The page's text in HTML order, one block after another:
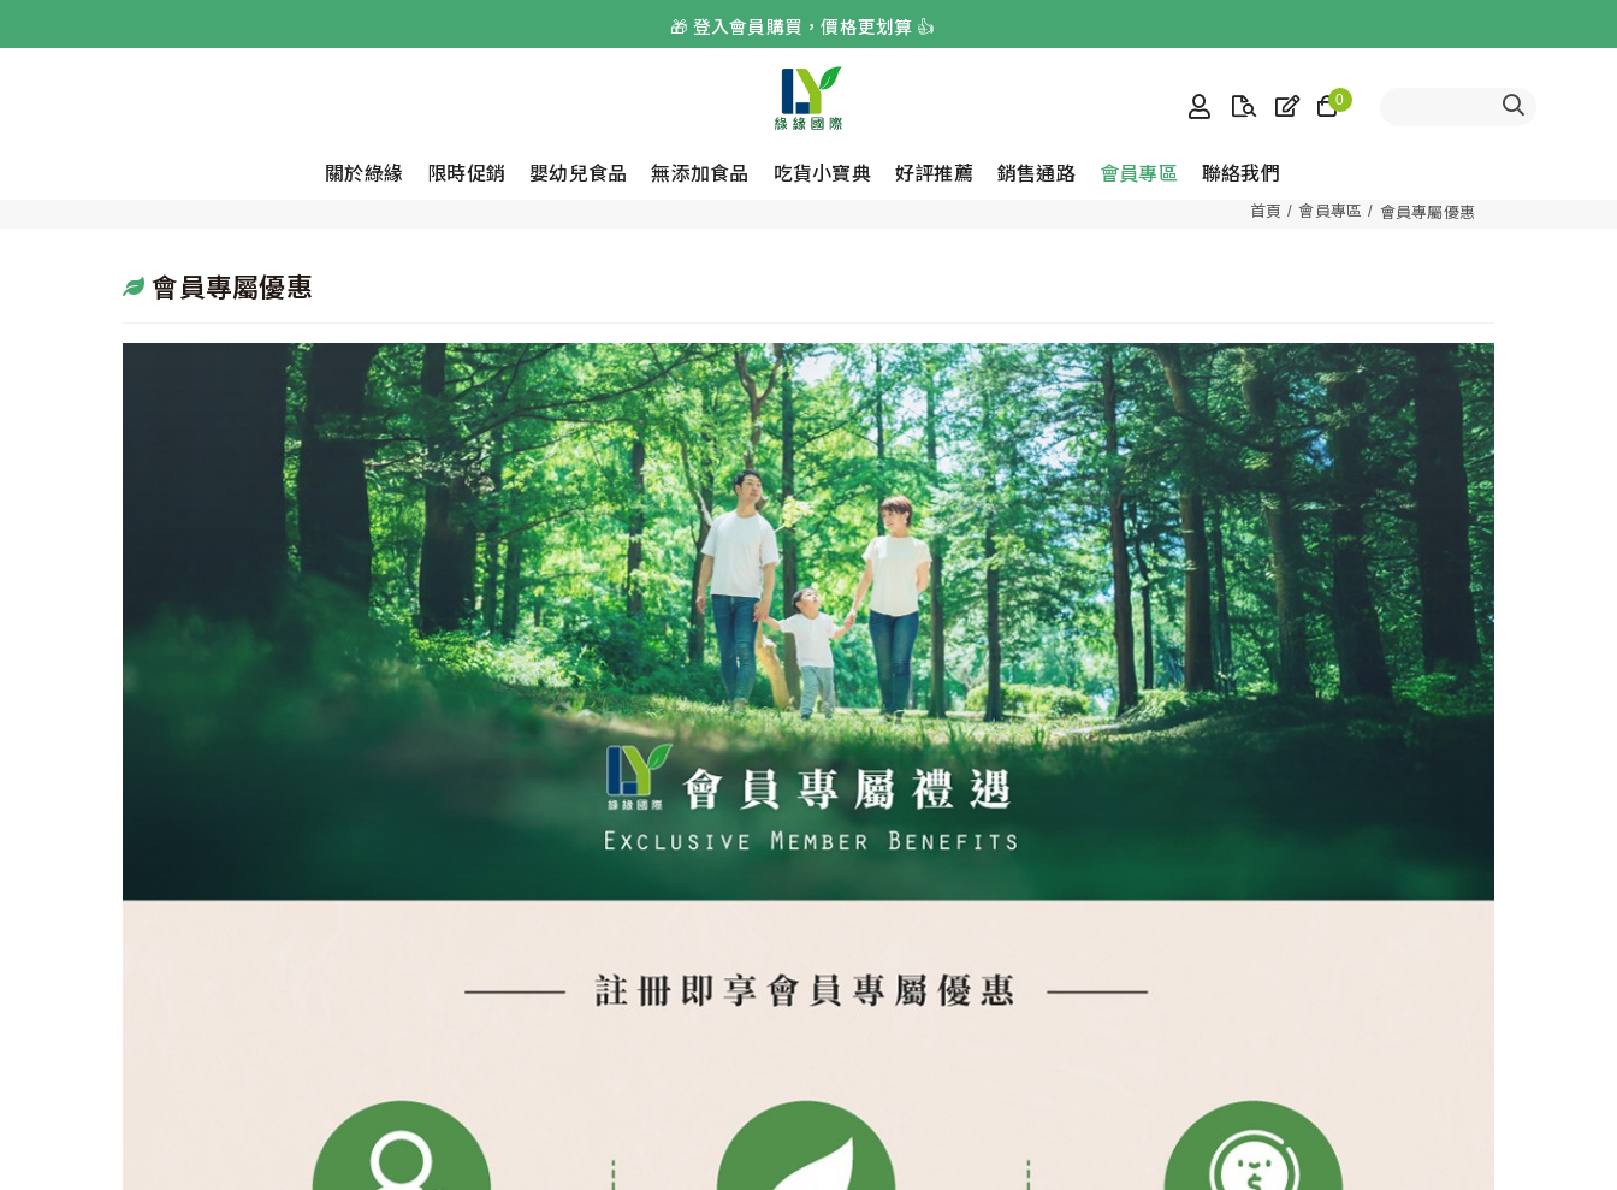
🎁 登入會員購買，價格更划算 👍
🏆 榮獲A.A純粹風味國際無添加認證 🏆️
🌟 嬰幼兒無添加副食品首選 🌟
🎁 登入會員購買，價格更划算 👍
關於綠緣 限時促銷 嬰幼兒食品 無添加食品 吃貨小寶典 好評推薦 銷售通路 會員專區 聯絡我們
0
首頁 會員專區 會員專屬優惠
會員專屬優惠